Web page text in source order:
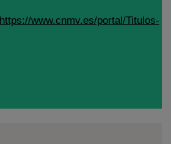
https://www.cnmv.es/portal/Titulos-